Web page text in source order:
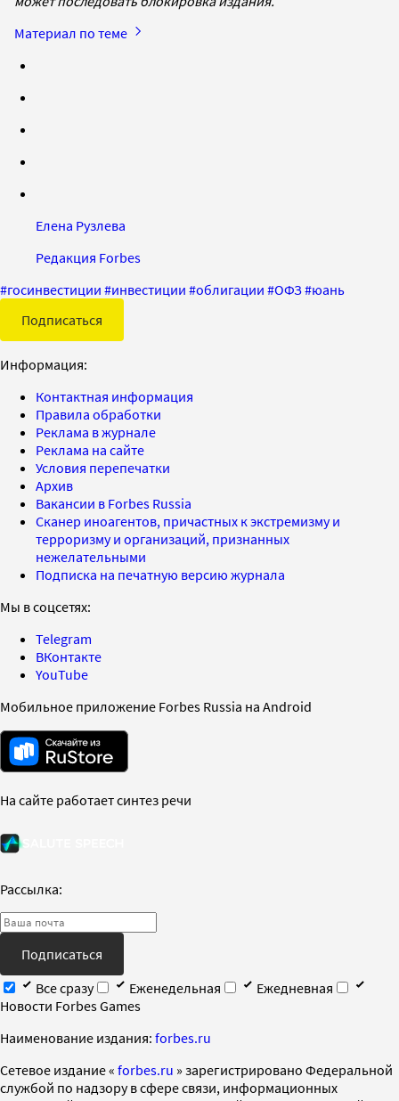
Материал по теме
Елена Рузлева
Редакция Forbes
#госинвестиции #инвестиции #облигации #ОФЗ#юань
Подписаться
Информация:
Контактная информация
Правила обработки
Реклама в журнале
Реклама на сайте
Условия перепечатки
Архив
Вакансии в Forbes Russia
Сканер иноагентов, причастных к экстремизму и
терроризму и организаций, признанных
нежелательными
Подписка на печатную версию журнала
Мы в соцсетях:
Telegram
ВКонтакте
YouTube
Мобильное приложение Forbes Russia на Android
На сайте работает синтез речи
Рассылка:
Подписаться
Все сразу
Еженедельная
Ежедневная
Новости Forbes Games
Наименование издания: forbes.ru
Cетевое издание « forbes.ru » зарегистрировано Федеральной
службой по надзору в сфере связи, информационных